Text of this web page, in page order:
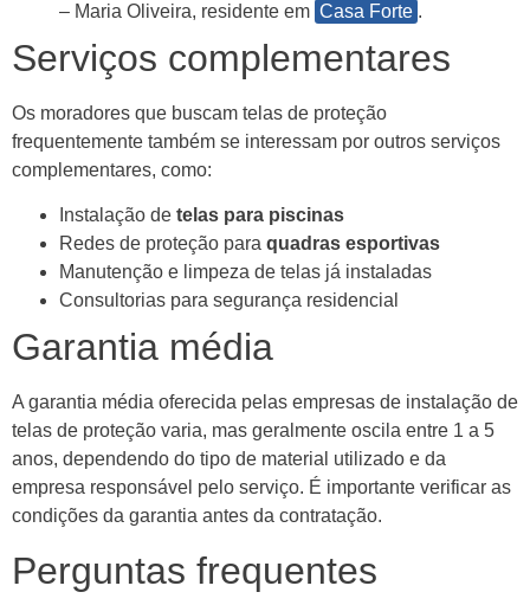
– Maria Oliveira, residente em Casa Forte .
Serviços complementares
Os moradores que buscam telas de proteção
frequentemente também se interessam por outros serviços
complementares, como:
Instalação de telas para piscinas
Redes de proteção para quadras esportivas
Manutenção e limpeza de telas já instaladas
Consultorias para segurança residencial
Garantia média
A garantia média oferecida pelas empresas de instalação de
telas de proteção varia, mas geralmente oscila entre 1 a 5
anos, dependendo do tipo de material utilizado e da
empresa responsável pelo serviço. É importante verificar as
condições da garantia antes da contratação.
Perguntas frequentes